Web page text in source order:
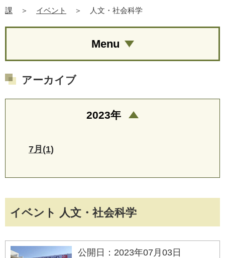
課
＞ イベント ＞ 人文・社会科学
イベント 人文・社会科学
公開日：2023年07月03日
Menu
アーカイブ
2023年
7月(1)